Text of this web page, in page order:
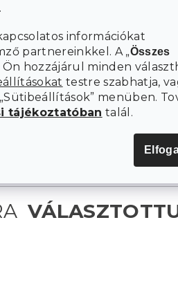
információkat
partnereinkkel. A „Összes
hozzájárul minden
testre szabhatja,
menüben.
tájékoztatóban talál.